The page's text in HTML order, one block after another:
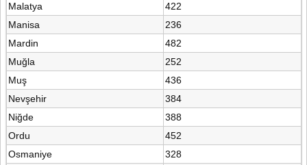
Malatya
422
Manisa
236
Mardin
482
Muğla
252
Muş
436
Nevşehir
384
Niğde
388
Ordu
452
Osmaniye
328